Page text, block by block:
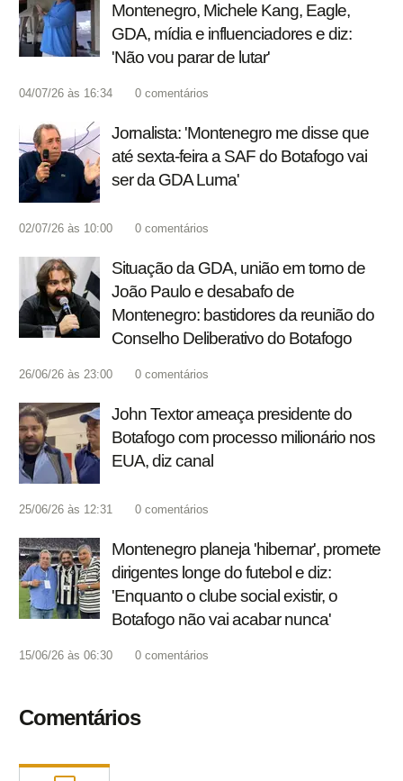
Montenegro, Michele Kang, Eagle,
GDA, mídia e influenciadores e diz:
'Não vou parar de lutar'
04/07/26 às 16:34 0 comentários
Jornalista: 'Montenegro me disse que
até sexta-feira a SAF do Botafogo vai
ser da GDA Luma'
02/07/26 às 10:00 0 comentários
Situação da GDA, união em torno de
João Paulo e desabafo de
Montenegro: bastidores da reunião do
Conselho Deliberativo do Botafogo
26/06/26 às 23:00 0 comentários
John Textor ameaça presidente do
Botafogo com processo milionário nos
EUA, diz canal
25/06/26 às 12:31 0 comentários
Montenegro planeja 'hibernar', promete
dirigentes longe do futebol e diz:
'Enquanto o clube social existir, o
Botafogo não vai acabar nunca'
15/06/26 às 06:30 0 comentários
Comentários